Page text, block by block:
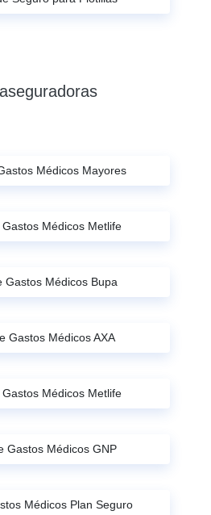
Médicos Mayores
Médicos Metlife
Gastos Médicos Bupa
Gastos Médicos AXA
Médicos Metlife
Gastos Médicos GNP
Médicos Plan Seguro